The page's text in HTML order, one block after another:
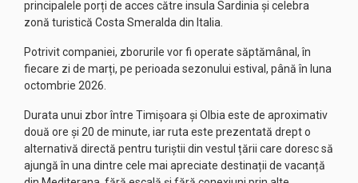
principalele porți de acces către insula Sardinia și celebra
zonă turistică Costa Smeralda din Italia.
Potrivit companiei, zborurile vor fi operate săptămânal, în
fiecare zi de marți, pe perioada sezonului estival, până în luna
octombrie 2026.
Durata unui zbor între Timișoara și Olbia este de aproximativ
două ore și 20 de minute, iar ruta este prezentată drept o
alternativă directă pentru turiștii din vestul țării care doresc să
ajungă în una dintre cele mai apreciate destinații de vacanță